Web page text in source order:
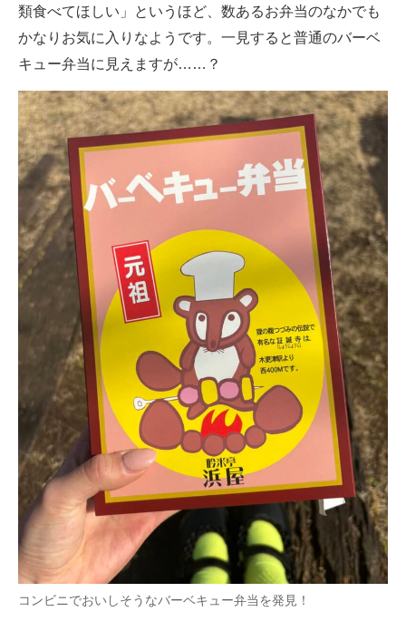
類食べてほしい」というほど、数あるお弁当のなかでも
かなりお気に入りなようです。一見すると普通のバーベ
キュー弁当に見えますが……？
コンビニでおいしそうなバーベキュー弁当を発見！